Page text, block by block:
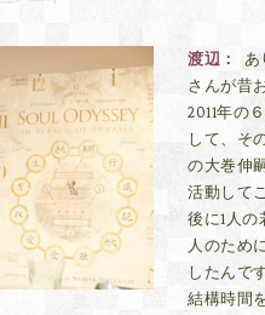
渡辺
あ
さんが昔
2011年の
して、そ
の大巻伸
活動して
後に1人
人のため
したんで
結構時間